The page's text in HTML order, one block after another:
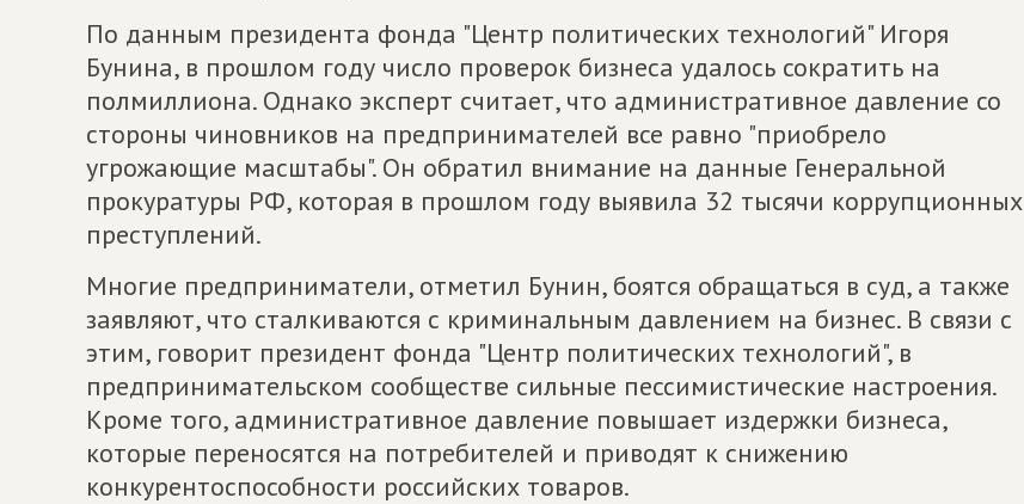
По данным президента фонда "Центр политических технологий" Игоря
Бунина, в прошлом году число проверок бизнеса удалось сократить на
полмиллиона. Однако эксперт считает, что административное давление со
стороны чиновников на предпринимателей все равно "приобрело
угрожающие масштабы". Он обратил внимание на данные Генеральной
прокуратуры РФ, которая в прошлом году выявила 32 тысячи коррупционных
преступлений.
Многие предприниматели, отметил Бунин, боятся обращаться в суд, а также
заявляют, что сталкиваются с криминальным давлением на бизнес. В связи с
этим, говорит президент фонда "Центр политических технологий", в
предпринимательском сообществе сильные пессимистические настроения.
Кроме того, административное давление повышает издержки бизнеса,
которые переносятся на потребителей и приводят к снижению
конкурентоспособности российских товаров.